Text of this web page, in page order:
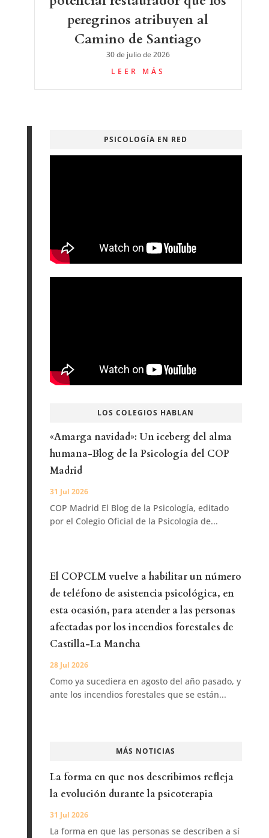
peregrinos atribuyen al
Camino de Santiago
30 de julio de 2026
LEER MÁS
PSICOLOGÍA EN RED
LOS COLEGIOS HABLAN
«Amarga navidad»: Un iceberg del alma
humana-Blog de la Psicología del COP
Madrid
31 Jul 2026
COP Madrid El Blog de la Psicología, editado
por el Colegio Oficial de la Psicología de...
El COPCLM vuelve a habilitar un número
de teléfono de asistencia psicológica, en
esta ocasión, para atender a las personas
afectadas por los incendios forestales de
Castilla-La Mancha
28 Jul 2026
Como ya sucediera en agosto del año pasado, y
ante los incendios forestales que se están...
MÁS NOTICIAS
La forma en que nos describimos refleja
la evolución durante la psicoterapia
31 Jul 2026
La forma en que las personas se describen a sí